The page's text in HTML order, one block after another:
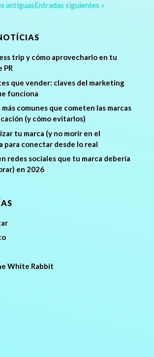
antiguasEntradas siguientes »
trip y cómo aprovecharlo en tu
PR
que vender: claves del marketing
funciona
comunes que cometen las marcas
(y cómo evitarlos)
tu marca (y no morir en el
para conectar desde lo real
redes sociales que tu marca debería
en 2026
White Rabbit